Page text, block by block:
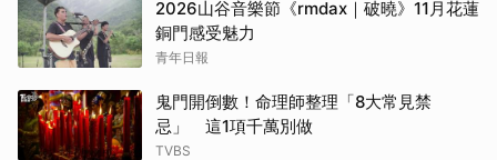
2026山谷音樂節《rmdax｜破曉》11月花蓮
銅門感受魅力
青年日報
鬼門開倒數！命理師整理「8大常見禁
忌」 這1項千萬別做
TVBS